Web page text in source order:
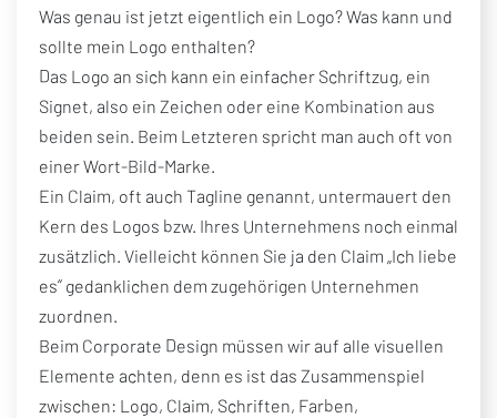
Was genau ist jetzt eigentlich ein Logo? Was kann und
sollte mein Logo enthalten?
Das Logo an sich kann ein einfacher Schriftzug, ein
Signet, also ein Zeichen oder eine Kombination aus
beiden sein. Beim Letzteren spricht man auch oft von
einer Wort-Bild-Marke.
Ein Claim, oft auch Tagline genannt, untermauert den
Kern des Logos bzw. Ihres Unternehmens noch einmal
zusätzlich. Vielleicht können Sie ja den Claim „Ich liebe
es“ gedanklichen dem zugehörigen Unternehmen
zuordnen.
Beim Corporate Design müssen wir auf alle visuellen
Elemente achten, denn es ist das Zusammenspiel
zwischen: Logo, Claim, Schriften, Farben,